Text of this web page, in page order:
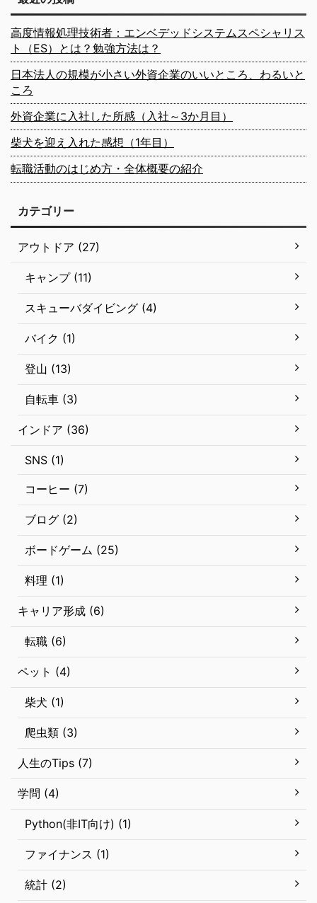
高度情報処理技術者：エンベデッドシステムスペシャリス
ト（ES）とは？勉強方法は？
日本法人の規模が小さい外資企業のいいところ、わるいと
ころ
外資企業に入社した所感（入社～3か月目）
柴犬を迎え入れた感想（1年目）
転職活動のはじめ方・全体概要の紹介
カテゴリー
アウトドア (27)
キャンプ (11)
スキューバダイビング (4)
バイク (1)
登山 (13)
自転車 (3)
インドア (36)
SNS (1)
コーヒー (7)
ブログ (2)
ボードゲーム (25)
料理 (1)
キャリア形成 (6)
転職 (6)
ペット (4)
柴犬 (1)
爬虫類 (3)
人生のTips (7)
学問 (4)
Python(非IT向け) (1)
ファイナンス (1)
統計 (2)